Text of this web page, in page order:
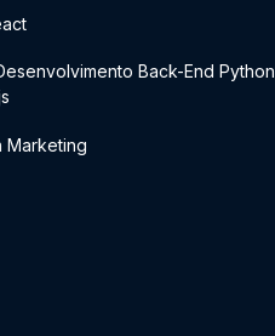
Back-End Python
Marketing